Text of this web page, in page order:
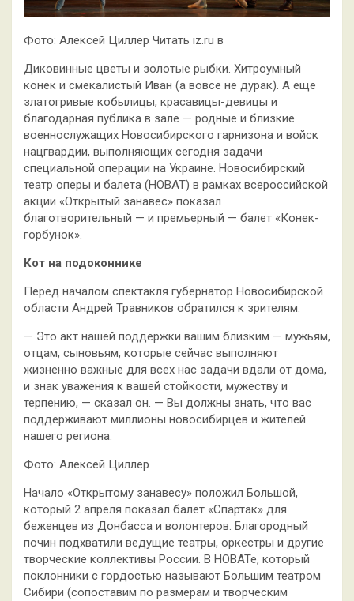
Фото: Алексей Циллер Читать iz.ru в
Диковинные цветы и золотые рыбки. Хитроумный
конек и смекалистый Иван (а вовсе не дурак). А еще
златогривые кобылицы, красавицы-девицы и
благодарная публика в зале — родные и близкие
военнослужащих Новосибирского гарнизона и войск
нацгвардии, выполняющих сегодня задачи
специальной операции на Украине. Новосибирский
театр оперы и балета (НОВАТ) в рамках всероссийской
акции «Открытый занавес» показал
благотворительный — и премьерный — балет «Конек-
горбунок».
Кот на подоконнике
Перед началом спектакля губернатор Новосибирской
области Андрей Травников обратился к зрителям.
— Это акт нашей поддержки вашим близким — мужьям,
отцам, сыновьям, которые сейчас выполняют
жизненно важные для всех нас задачи вдали от дома,
и знак уважения к вашей стойкости, мужеству и
терпению, — сказал он. — Вы должны знать, что вас
поддерживают миллионы новосибирцев и жителей
нашего региона.
Фото: Алексей Циллер
Начало «Открытому занавесу» положил Большой,
который 2 апреля показал балет «Спартак» для
беженцев из Донбасса и волонтеров. Благородный
почин подхватили ведущие театры, оркестры и другие
творческие коллективы России. В НОВАТе, который
поклонники с гордостью называют Большим театром
Сибири (сопоставим по размерам и творческим